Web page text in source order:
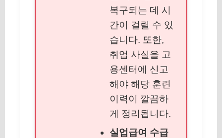
복구되는 데 시
간이 걸릴 수 있
습니다. 또한,
취업 사실을 고
용센터에 신고
해야 해당 훈련
이력이 깔끔하
게 정리됩니다.
실업급여 수급